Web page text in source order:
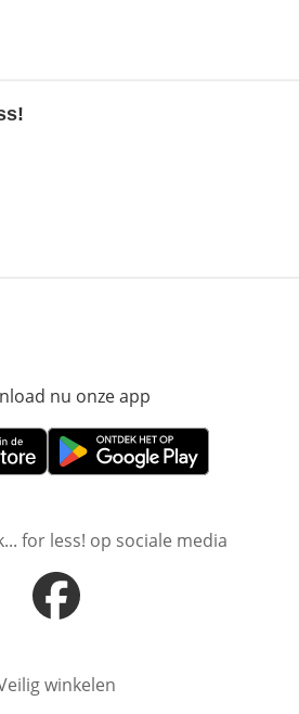
nu onze app
venster
Opent in nieuw venster
for less! op sociale media
Opent in nieuw venster
winkelen